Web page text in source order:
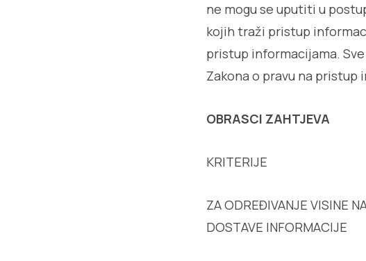
ne mogu se uputiti u
kojih traži pristup
pristup informacijama.
Zakona o pravu na
OBRASCI ZAHTJEVA
KRITERIJE
ZA ODREĐIVANJE VISINE
DOSTAVE INFORMACIJE